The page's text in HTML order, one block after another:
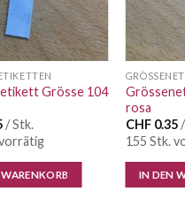
Grösse 104
/ Stk.
rosa
CHF0.35/
155 Stk.
IN DEN